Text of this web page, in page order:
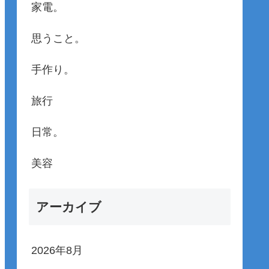
家電。
思うこと。
手作り。
旅行
日常。
美容
アーカイブ
2026年8月